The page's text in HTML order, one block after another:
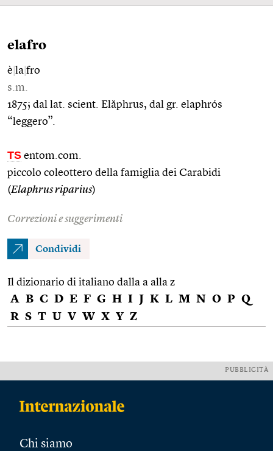
elafro
è la fro
s.m.
1875; dal lat. scient. Elăphrus, dal gr. elaphrós
“leggero”.
TS entom.com.
piccolo coleottero della famiglia dei Carabidi
(Elaphrus riparius)
Correzioni e suggerimenti
Condividi
Il dizionario di italiano dalla a alla z
A B C D E F G H I J K L M N O P Q
R S T U V W X Y Z
PUBBLICITÀ
Chi siamo